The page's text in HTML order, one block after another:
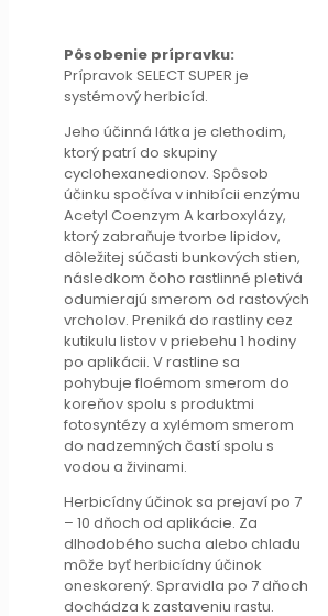
Pôsobenie prípravku:
Prípravok SELECT SUPER je
systémový herbicíd.
Jeho účinná látka je clethodim,
ktorý patrí do skupiny
cyclohexanedionov. Spôsob
účinku spočíva v inhibícii enzýmu
Acetyl Coenzym A karboxylázy,
ktorý zabraňuje tvorbe lipidov,
dôležitej súčasti bunkových stien,
následkom čoho rastlinné pletivá
odumierajú smerom od rastových
vrcholov. Preniká do rastliny cez
kutikulu listov v priebehu 1 hodiny
po aplikácii. V rastline sa
pohybuje floémom smerom do
koreňov spolu s produktmi
fotosyntézy a xylémom smerom
do nadzemných častí spolu s
vodou a živinami.
Herbicídny účinok sa prejaví po 7
– 10 dňoch od aplikácie. Za
dlhodobého sucha alebo chladu
môže byť herbicídny účinok
oneskorený. Spravidla po 7 dňoch
dochádza k zastaveniu rastu.